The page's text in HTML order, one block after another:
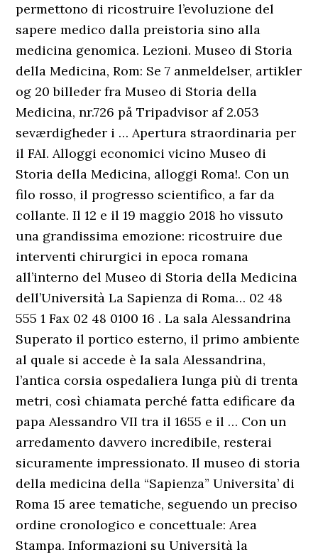
permettono di ricostruire l’evoluzione del
sapere medico dalla preistoria sino alla
medicina genomica. Lezioni. Museo di Storia
della Medicina, Rom: Se 7 anmeldelser, artikler
og 20 billeder fra Museo di Storia della
Medicina, nr.726 på Tripadvisor af 2.053
seværdigheder i … Apertura straordinaria per
il FAI. Alloggi economici vicino Museo di
Storia della Medicina, alloggi Roma!. Con un
filo rosso, il progresso scientifico, a far da
collante. Il 12 e il 19 maggio 2018 ho vissuto
una grandissima emozione: ricostruire due
interventi chirurgici in epoca romana
all’interno del Museo di Storia della Medicina
dell’Università La Sapienza di Roma… 02 48
555 1 Fax 02 48 0100 16 . La sala Alessandrina
Superato il portico esterno, il primo ambiente
al quale si accede è la sala Alessandrina,
l’antica corsia ospedaliera lunga più di trenta
metri, così chiamata perché fatta edificare da
papa Alessandro VII tra il 1655 e il … Con un
arredamento davvero incredibile, resterai
sicuramente impressionato. Il museo di storia
della medicina della “Sapienza” Universita’ di
Roma 15 aree tematiche, seguendo un preciso
ordine cronologico e concettuale: Area
Stampa. Informazioni su Università la